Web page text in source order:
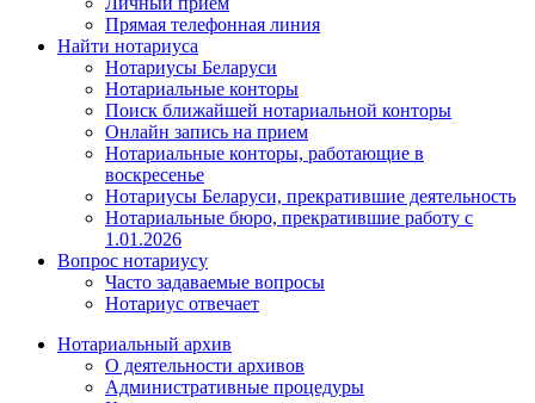
Прямая телефонная линия
Найти нотариуса
Нотариусы Беларуси
Нотариальные конторы
Поиск ближайшей нотариальной конторы
Онлайн запись на прием
Нотариальные конторы, работающие в
воскресенье
Нотариусы Беларуси, прекратившие деятельность
Нотариальные бюро, прекратившие работу с
1.01.2026
Вопрос нотариусу
Часто задаваемые вопросы
Нотариус отвечает
Нотариальный архив
О деятельности архивов
Административные процедуры